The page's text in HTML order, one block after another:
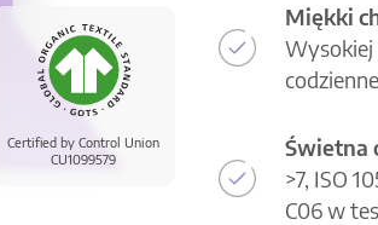
Certified by Control Union
CU1099579
Miękki
Wysokiej
Świetna
>7, ISO
C06 w